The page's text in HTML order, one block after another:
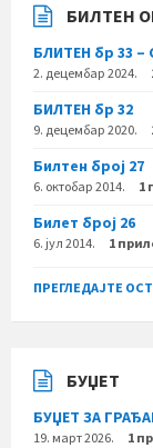
БИЛТЕН
БЛИТЕН бр 33 –
2. децембар 2024.
БИЛТЕН бр 32
9. децембар 2020.
Билтен број 27
6. октобар 2014. 1
Билет број 26
6. јул 2014. 1
ПРЕГЛЕДАЈТЕ
БУЏЕТ
БУЏЕТ ЗА
19. март 2026. 1